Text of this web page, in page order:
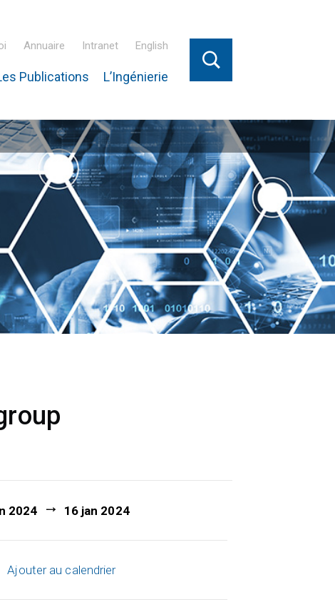
Annuaire Intranet English
Publications L’Ingénierie
2024 16 jan 2024
Ajouter au calendrier